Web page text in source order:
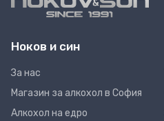
Ноков и син
За нас
Магазин за алкохол в София
Алкохол на едро